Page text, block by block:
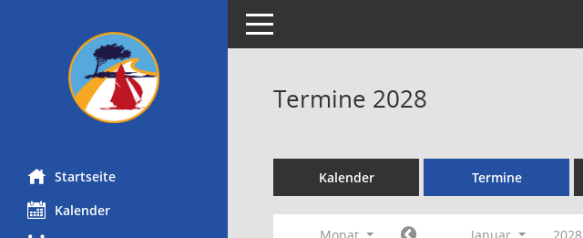
Startseite
Kalender
Toggle navigation
Termine 2028
Kalender Termine